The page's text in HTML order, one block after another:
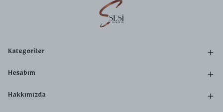
Kategoriler
Hesabım
Hakkımızda